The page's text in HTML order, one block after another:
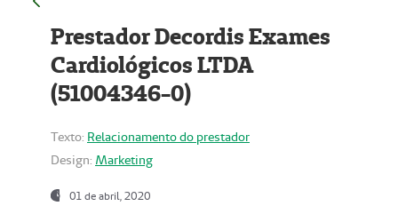
Prestador Decordis Exames
Cardiológicos LTDA
(51004346-0)
Texto: Relacionamento do prestador
Design: Marketing
01 de abril, 2020